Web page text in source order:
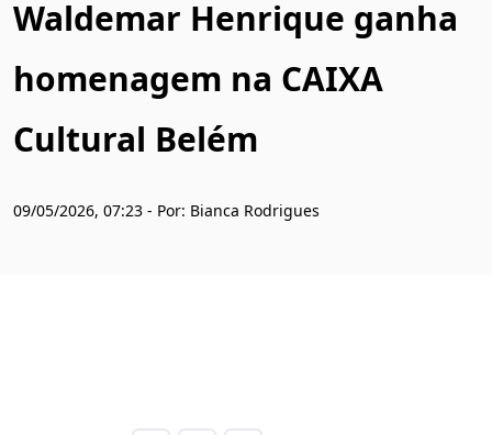
Waldemar Henrique ganha
homenagem na CAIXA
Cultural Belém
09/05/2026, 07:23 - Por: Bianca Rodrigues